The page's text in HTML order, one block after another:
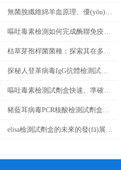
無菌脫纖維綿羊血原理、優(yōu)勢以及應用前景
嘔吐毒素檢測如何完成酶聯免疫試驗
枯草芽孢桿菌菌種：探索其在多個領域中的實際應用
探秘人登革病毒IgG抗體檢測試劑盒：科學守護健康防線
嘔吐毒素檢測試劑盒快速、準確檢測糧食中的有害物質
豬藍耳病毒PCR核酸檢測試劑盒基礎科普
elisa檢測試劑盒的未來的發(fā)展和優(yōu)點分享